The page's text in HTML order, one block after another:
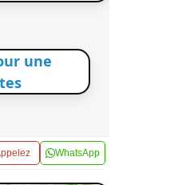
une
WhatsApp